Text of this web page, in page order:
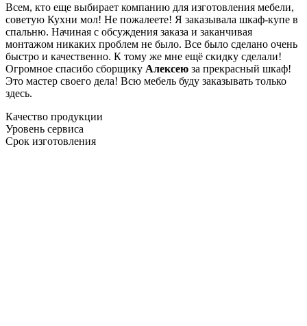
Всем, кто еще выбирает компанию для изготовления мебели,
советую Кухни мол! Не пожалеете! Я заказывала шкаф-купе в
спальню. Начиная с обсуждения заказа и заканчивая
монтажом никаких проблем не было. Все было сделано очень
быстро и качественно. К тому же мне ещё скидку сделали!
Огромное спасибо сборщику Алексею за прекрасный шкаф!
Это мастер своего дела! Всю мебель буду заказывать только
здесь.
Качество продукции
Уровень сервиса
Срок изготовления